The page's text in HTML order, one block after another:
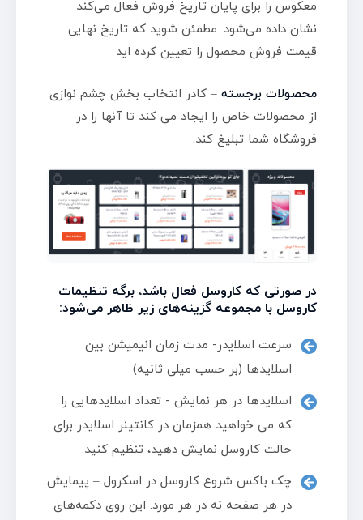
معکوس را برای پایان تاریخ فروش فعال می‌کند
نشان داده می‌شود. مطمئن شوید که تاریخ نهایی
قیمت فروش محصول را تعیین کرده اید
محصولات برجسته – کادر انتخاب بخش چشم نوازی
از محصولات خاص را ایجاد می کند تا آنها را در
فروشگاه شما تبلیغ کند.
در صورتی که کاروسل فعال باشد، برگه تنظیمات
کاروسل با مجموعه گزینه‌های زیر ظاهر می‌شود:
سرعت اسلایدر- مدت زمان انیمیشن بین
اسلایدها (بر حسب میلی ثانیه)
اسلایدها در هر نمایش - تعداد اسلایدهایی را
که می خواهید همزمان در کانتینر اسلایدر برای
حالت کاروسل نمایش دهید، تنظیم کنید.
چک باکس شروع کاروسل در اسکرول – پیمایش
در هر صفحه نه در هر مورد. این روی دکمه‌های